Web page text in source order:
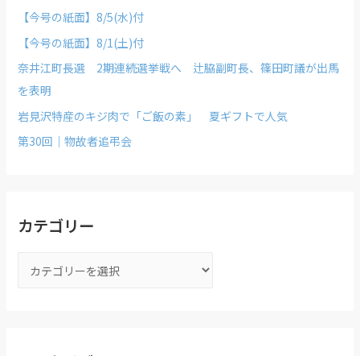
【今号の紙面】8/5(水)付
【今号の紙面】8/1(土)付
奈井江町長選 2期連続選挙戦へ 辻脇副町長、篠田町議が出馬
を表明
岩見沢特産のキジ肉で「ご飯の素」 夏ギフトで人気
第30回｜物故者追弔会
カテゴリー